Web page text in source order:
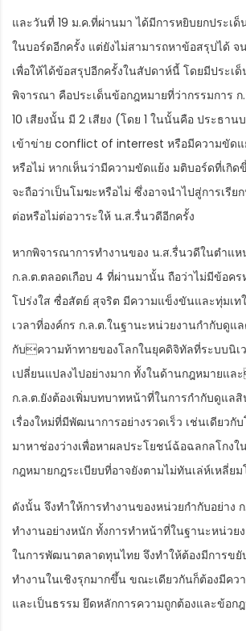
และวันที่ 19 ม.ค.ที่ผ่านมา ได้มีการหยิบยกประเ
ในบอร์ดอีกครั้ง แต่ยังไม่สามารถหาข้อสรุปได้
เพื่อให้ได้ข้อสรุปอีกครั้งในสัปดาห์นี้ โดยมีประเ
พิจารณา คือประเด็นข้อกฎหมายที่ว่ากรรมการ
10 เสียงนั้น มี 2 เสียง (โดย 1 ในนั้นคือ ประธาน
เข้าข่าย conflict of interrest หรือมีความขัดแ
หรือไม่ หากเห็นว่ามีความขัดแย้ง มติบอร์ดที่เกิ
จะถือว่าเป็นโมฆะหรือไม่ ซึ่งอาจนำไปสู่การเรีย
ต่อหรือไม่ต่อวาระให้ น.ส.รื่นวดีอีกครั้ง
หากพิจารณาการทำงานของ น.ส.รื่นวดีในตำแห
ก.ล.ต.ตลอดเกือบ 4 ที่ผ่านมานั้น ถือว่าไม่มีข้อคร
โปร่งใส ซื่อสัตย์ สุจริต มีความแข็งขันและทุ่มเท
เวลาที่องค์กร ก.ล.ต.ในฐานะหน่วยงานกำกับดูแ
กับความท้าทายของโลกในยุคดิจิทัลที่ระบบนิเ
เปลี่ยนแปลงไปอย่างมาก ทั้งในด้านกฎหมายแล
ก.ล.ต.ยังต้องเพิ่มบทบาทหน้าที่ในการกำกับดูแล
เรื่องใหม่ที่มีพัฒนาการอย่างรวดเร็ว เช่นเดียวกั
มาหาช่องว่างเพื่อหาผลประโยชน์ฉ้อฉลกลโกง
กฎหมายกฎระเบียบที่อาจยังตามไม่ทันเล่ห์เหลี่ยม
ดังนั้น จึงทำให้การทำงานของหน่วยกำกับอย่าง
ทำงานอย่างหนัก ทั้งการทำหน้าที่ในฐานะหน่วย
ในการพัฒนาตลาดทุนไทย จึงทำให้ต้องมีการขยั
ทำงานในเชิงรุกมากขึ้น ขณะเดียวกันก็ต้องมีคว
และเป็นธรรม ยึดหลักการความถูกต้องและข้อก